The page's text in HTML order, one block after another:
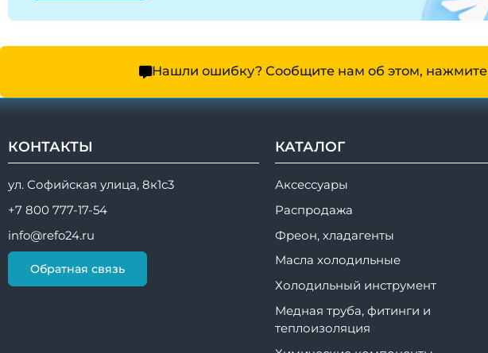
Нашли ошибку? Сообщите нам об этом, нажмите
КОНТАКТЫ
ул. Софийская улица, 8к1с3
+7 800 777-17-54
info@refo24.ru
Обратная связь
КАТАЛОГ
Аксессуары
Распродажа
Фреон, хладагенты
Масла холодильные
Холодильный инструмент
Медная труба, фитинги и
теплоизоляция